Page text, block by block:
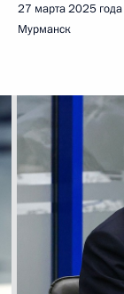
27 марта 2025 года
Мурманск